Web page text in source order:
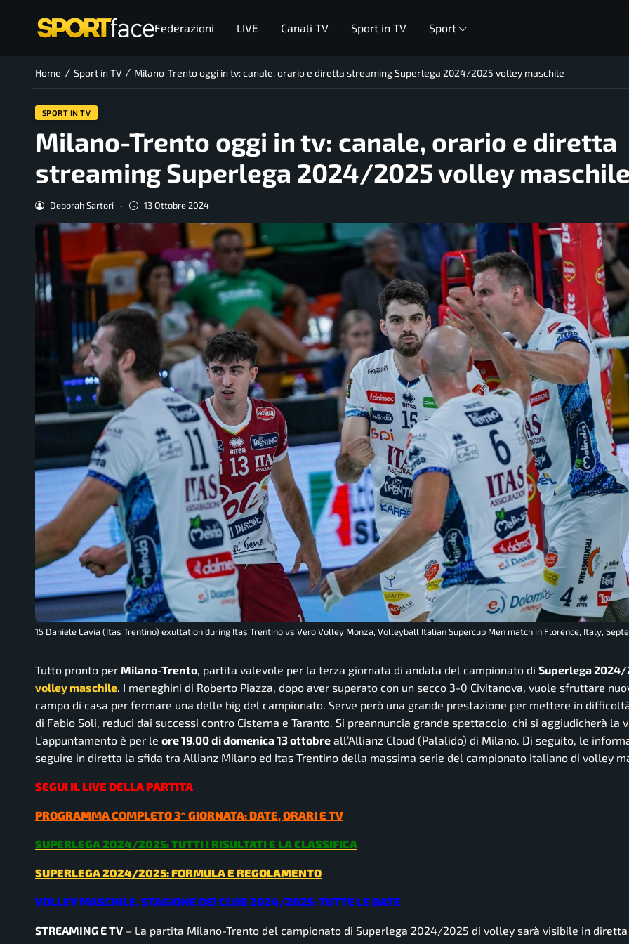
Federazioni LIVE Canali TV Sport in TV Sport
Home / Sport in TV / Milano-Trento oggi in tv: canale, orario e diretta streaming Superlega 2024/2025 volley maschile
SPORT IN TV
Milano-Trento oggi in tv: canale, orario e diretta
streaming Superlega 2024/2025 volley maschile
Deborah Sartori - 13 Ottobre 2024
15 Daniele Lavia (Itas Trentino) exultation during Itas Trentino vs Vero Volley Monza, Volleyball Italian Supercup Men match in Florence, Italy,
Tutto pronto per Milano-Trento , partita valevole per la terza giornata di andata del campionato di Superlega 2024/
volley maschile . I meneghini di Roberto Piazza, dopo aver superato con un secco 3-0 Civitanova, vuole sfruttare
campo di casa per fermare una delle big del campionato. Serve però una grande prestazione per mettere in
di Fabio Soli, reduci dai successi contro Cisterna e Taranto. Si preannuncia grande spettacolo: chi si aggiudicherà la
L’appuntamento è per le ore 19.00 di domenica 13 ottobre all’Allianz Cloud (Palalido) di Milano. Di seguito, le
seguire in diretta la sfida tra Allianz Milano ed Itas Trentino della massima serie del campionato italiano di volley
SEGUI IL LIVE DELLA PARTITA
PROGRAMMA COMPLETO 3^ GIORNATA: DATE, ORARI E TV
SUPERLEGA 2024/2025: TUTTI I RISULTATI E LA CLASSIFICA
SUPERLEGA 2024/2025: FORMULA E REGOLAMENTO
VOLLEY MASCHILE, STAGIONE DEI CLUB 2024/2025: TUTTE LE DATE
STREAMING E TV – La partita Milano-Trento del campionato di Superlega 2024/2025 di volley sarà visibile in